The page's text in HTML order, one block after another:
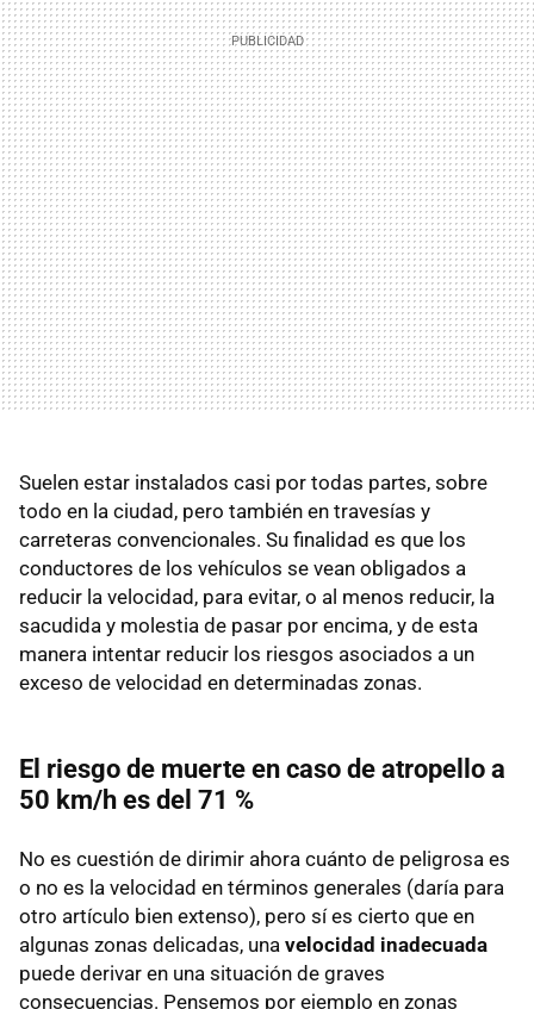
Suelen estar instalados casi por todas partes, sobre
todo en la ciudad, pero también en travesías y
carreteras convencionales. Su finalidad es que los
conductores de los vehículos se vean obligados a
reducir la velocidad, para evitar, o al menos reducir, la
sacudida y molestia de pasar por encima, y de esta
manera intentar reducir los riesgos asociados a un
exceso de velocidad en determinadas zonas.
El riesgo de muerte en caso de atropello a
50 km/h es del 71 %
No es cuestión de dirimir ahora cuánto de peligrosa es
o no es la velocidad en términos generales (daría para
otro artículo bien extenso), pero sí es cierto que en
algunas zonas delicadas, una velocidad inadecuada
puede derivar en una situación de graves
consecuencias. Pensemos por ejemplo en zonas